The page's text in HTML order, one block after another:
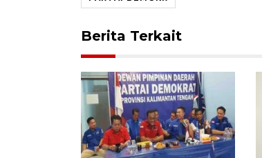
Berita Terkait